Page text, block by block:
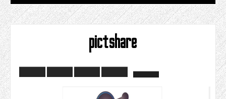
pictshare